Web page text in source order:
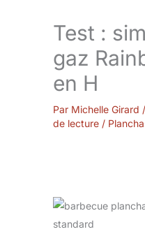
Test :
gaz
en H
Par Michelle Girard /
de lecture /